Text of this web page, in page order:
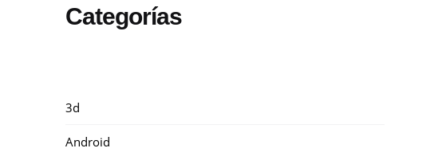
Categorías
3d
Android